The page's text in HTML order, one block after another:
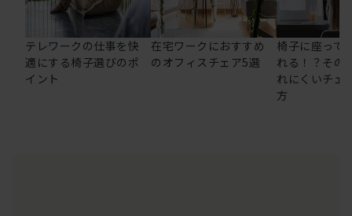
テレワークの仕事を快
適にする椅子選びのポ
イント
在宅ワークにおすすめ
のオフィスチェア5選
椅子に座って
れる！？その
れにくいチェ
方